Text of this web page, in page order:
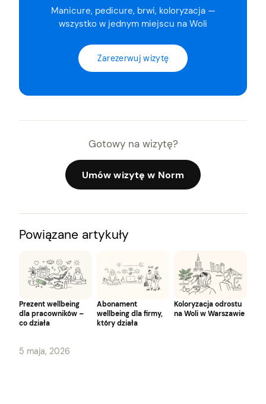
Manicure, pedicure, brwi, koloryzacja —
wszystko w jednym miejscu na Woli
Zarezerwuj wizytę
Gotowy na wizytę?
Umów wizytę w Norm
Powiązane artykuły
Prezent wellbeing
dla pracowników –
co działa
Abonament
wellbeing dla firmy,
który działa
Koloryzacja odrostu
na Woli w Warszawie
5 maja, 2026